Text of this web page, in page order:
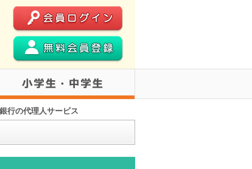
行の代理人サービス